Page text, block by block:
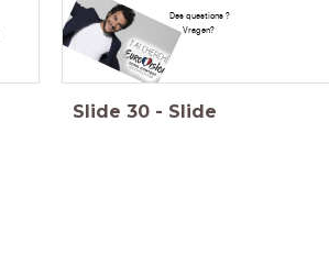
Des questions ?
Vragen?
Slide 30 - Slide